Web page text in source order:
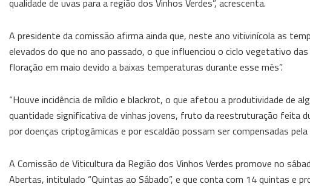
A presidente da comissão afirma ainda que, neste ano vitivinícola as
elevados do que no ano passado, o que influenciou o ciclo vegetativo
floração em maio devido a baixas temperaturas durante esse mês”.
“Houve incidência de míldio e blackrot, o que afetou a produtividade de
quantidade significativa de vinhas jovens, fruto da reestruturação feita
por doenças criptogâmicas e por escaldão possam ser compensadas
A Comissão de Viticultura da Região dos Vinhos Verdes promove no
Abertas, intitulado “Quintas ao Sábado”, e que conta com 14 quintas e